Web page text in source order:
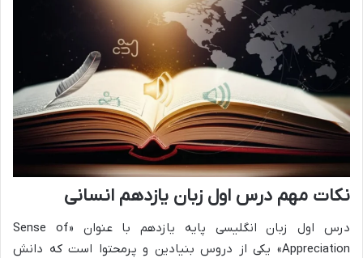
نکات مهم درس اول زبان یازدهم انسانی
درس اول زبان انگلیسی پایه یازدهم با عنوان «Sense of
Appreciation» یکی از دروس بنیادین و پرمحتوا است که دانش